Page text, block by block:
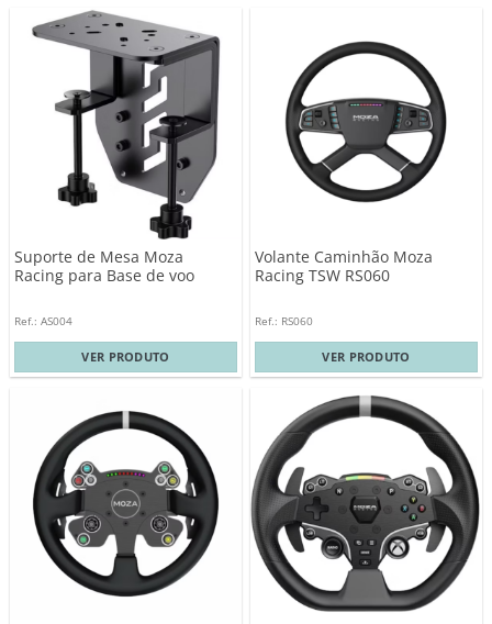
Suporte de Mesa Moza
Racing para Base de voo
Ref.: AS004
VER PRODUTO
Volante Caminhão Moza
Racing TSW RS060
Ref.: RS060
VER PRODUTO